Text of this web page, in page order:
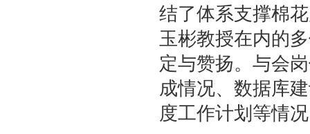
结了体系支撑棉
玉彬教授在内的
定与赞扬。与会
成情况、数据库
度工作计划等情